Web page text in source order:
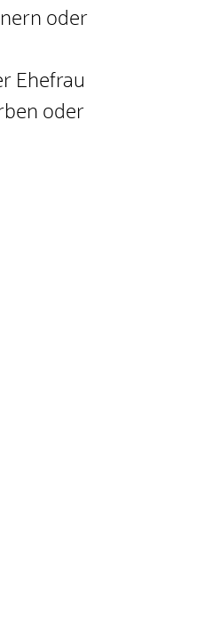
oder
Ehefrau
oder